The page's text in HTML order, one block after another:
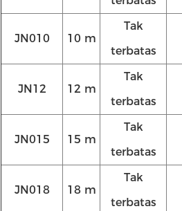
JN010 10 m
Tak
terbatas
JN12 12 m
Tak
terbatas
JN015 15 m
Tak
terbatas
JN018 18 m
Tak
terbatas